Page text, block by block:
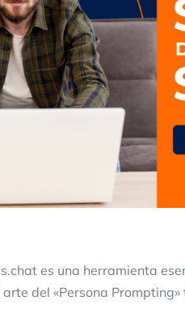
es una herramienta
del «Persona